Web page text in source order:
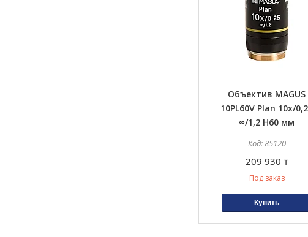
Объектив MAGUS
10PL60V Plan 10х/
∞/1,2 H60 мм
85120
209 930 ₸
Под заказ
Купить